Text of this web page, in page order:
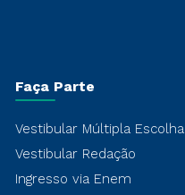
Faça Parte
Vestibular Múltipla Escolha
Vestibular Redação
Ingresso via Enem